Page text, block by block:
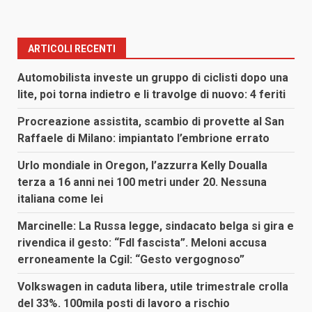
ARTICOLI RECENTI
Automobilista investe un gruppo di ciclisti dopo una
lite, poi torna indietro e li travolge di nuovo: 4 feriti
Procreazione assistita, scambio di provette al San
Raffaele di Milano: impiantato l’embrione errato
Urlo mondiale in Oregon, l’azzurra Kelly Doualla
terza a 16 anni nei 100 metri under 20. Nessuna
italiana come lei
Marcinelle: La Russa legge, sindacato belga si gira e
rivendica il gesto: “FdI fascista”. Meloni accusa
erroneamente la Cgil: “Gesto vergognoso”
Volkswagen in caduta libera, utile trimestrale crolla
del 33%. 100mila posti di lavoro a rischio